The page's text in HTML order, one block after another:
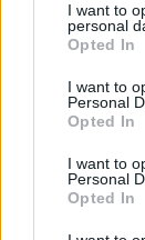
not limited to
grant or deny
use your data
consent section.
I want to
personal
Opted In
I want to
Personal
Opted In
I want to
Personal
Opted In
Tronco
finestra
“orecchio
bracciofa
inserire uno